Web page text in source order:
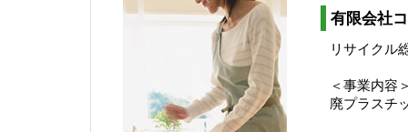
有限会社
リサイク
＜事業内容
廃プラスチ